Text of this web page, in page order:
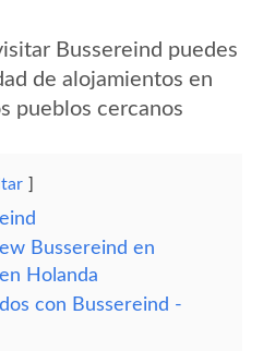
Bussereind puedes
de alojamientos en
pueblos cercanos
Bussereind en
Holanda
con Bussereind -